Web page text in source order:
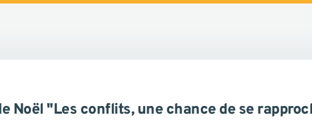
Noël "Les conflits, une chance de se